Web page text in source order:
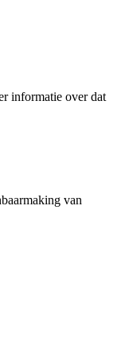
informatie over dat
van